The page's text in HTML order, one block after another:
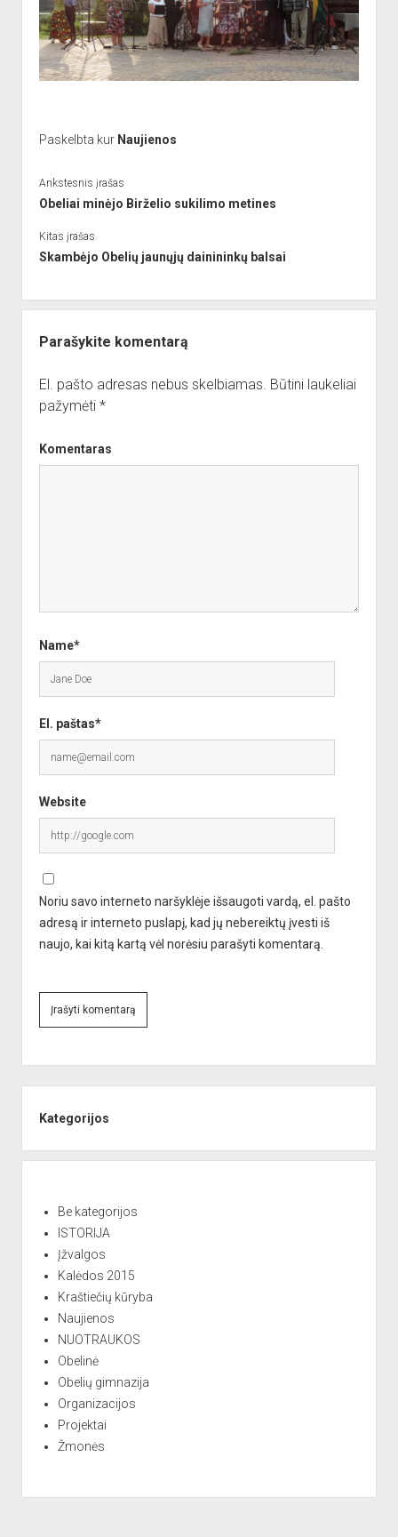
Paskelbta kur Naujienos
Ankstesnis įrašas
Obeliai minėjo Birželio sukilimo metines
Kitas įrašas
Skambėjo Obelių jaunųjų dainininkų balsai
Parašykite komentarą
El. pašto adresas nebus skelbiamas. Būtini laukeliai
pažymėti *
Komentaras
Name*
El. paštas*
Website
Noriu savo interneto naršyklėje išsaugoti vardą, el. pašto
adresą ir interneto puslapį, kad jų nebereiktų įvesti iš
naujo, kai kitą kartą vėl norėsiu parašyti komentarą.
e
n
Kategorijos
Be kategorijos
ISTORIJA
Įžvalgos
Kalėdos 2015
Kraštiečių kūryba
Naujienos
NUOTRAUKOS
Obelinė
Obelių gimnazija
Organizacijos
Projektai
Žmonės